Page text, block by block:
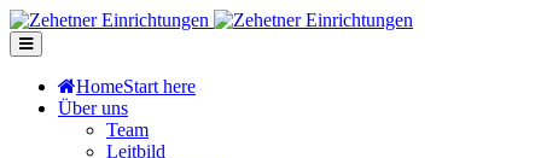
HomeStart here
Über uns
Team
Leitbild